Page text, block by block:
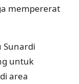
mempererat
Sunardi
untuk
di area